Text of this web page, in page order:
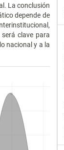
La conclusión
depende de
clave para
nacional y a la